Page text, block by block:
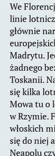
We
linie
głównie
Madrytu.
żadnego
Toskanii.
się kilka
Mowa tu o
w Rzymie.
włoskich
się do niej
Neapolu